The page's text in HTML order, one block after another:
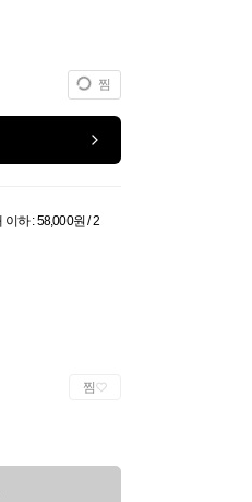
찜
하 : 58,000원 / 2
찜